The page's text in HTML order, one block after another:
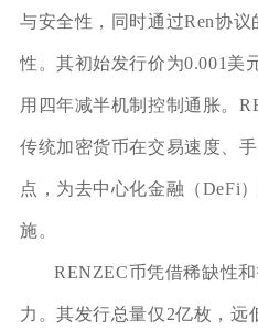
与安全性，同时通过Ren协
性。其初始发行价为0.001美
用四年减半机制控制通胀。
传统加密货币在交易速度、
点，为去中心化金融（DeFi
施。
RENZEC币凭借稀缺性
力。其发行总量仅2亿枚，远